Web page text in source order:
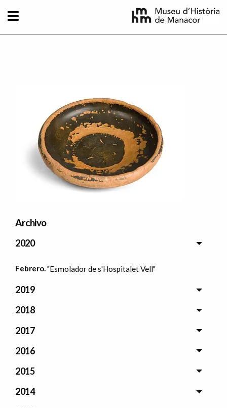
Archivo
2020
Febrero."Esmolador de s'Hospitalet Vell"
2019
2018
2017
2016
2015
2014